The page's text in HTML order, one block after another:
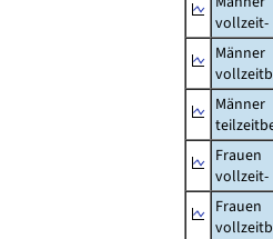
vollzeit-
Männer
Männer
Frauen
vollzeit-
Frauen